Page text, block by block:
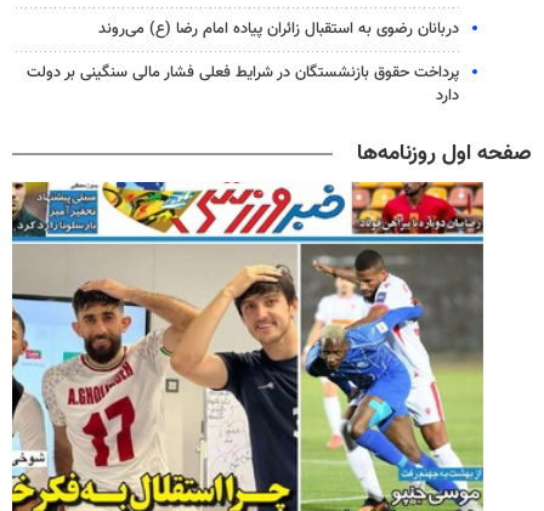
دربانان رضوی به استقبال زائران پیاده امام رضا (ع) می‌روند
پرداخت حقوق بازنشستگان در شرایط فعلی فشار مالی سنگینی بر دولت
دارد
صفحه اول روزنامه‌ها